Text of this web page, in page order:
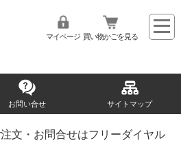
マイページ 買い物かごを見る
お問い合せ サイトマップ
文・お問合せはフリーダイヤル